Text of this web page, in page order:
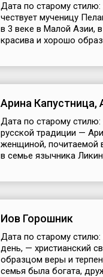
Дата по старому стилю:
чествует мученицу
в 3 веке в Малой Азии,
красива и хорошо
Арина Капустница,
Дата по старому
русской традиции —
женщиной, почитаемой
в семье язычника
Иов Горошник
Дата по старому стилю:
день, — христианский
образцом веры и
семья была богата,